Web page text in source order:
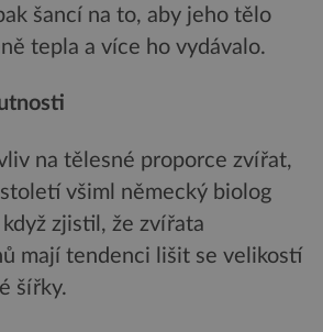
šancí na to, aby jeho tělo
tepla a více ho vydávalo.
na tělesné proporce zvířat,
všiml německý biolog
když zjistil, že zvířata
mají tendenci lišit se velikostí
šířky.